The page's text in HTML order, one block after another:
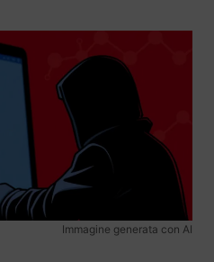
Immagine generata con AI